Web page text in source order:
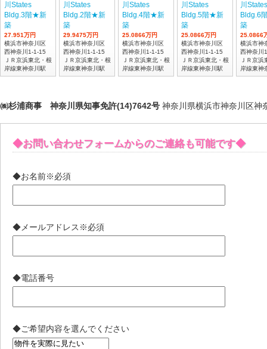
27.951万円
横浜市神奈川区
西神奈川1-1-15
ＪＲ京浜東北・根
岸線東神奈川駅
29.9475万円
横浜市神奈川区
西神奈川1-1-15
ＪＲ京浜東北・根
岸線東神奈川駅
25.0866万円
横浜市神奈川区
西神奈川1-1-15
ＪＲ京浜東北・根
岸線東神奈川駅
25.0866万円
横浜市神奈川区
西神奈川1-1-15
ＪＲ京浜東北・根
岸線東神奈川駅
25.0866
横浜市神
西神奈川
ＪＲ京浜
岸線東神
㈱杉浦商事 神奈川県知事免許(14)7642号 神奈川県横浜市神奈川区神
◆お問い合わせフォームからのご連絡も可能です◆
◆お名前※必須
◆メールアドレス ※必須
◆電話番号
◆ご希望内容を選んでください